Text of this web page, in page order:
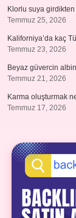
Klorlu suya
Temmuz 25, 2026
Kaliforniya’da kaç
Temmuz 23, 2026
Beyaz güvercin
Temmuz 21, 2026
Karma oluşturmak
Temmuz 17, 2026